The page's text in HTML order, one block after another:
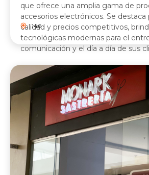
que ofrece una amplia gama de
accesorios electrónicos. Se destaca
calidad y precios competitivos,
tecnológicas modernas para el
comunicación y el día a día de sus
146